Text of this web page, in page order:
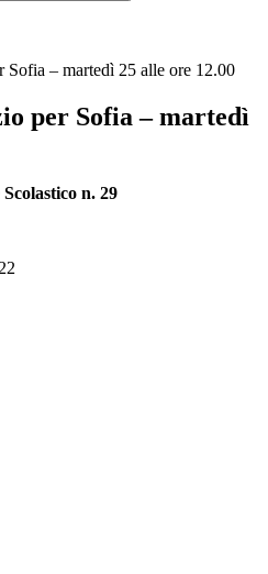
– martedì 25 alle ore 12.00
per Sofia – martedì
n. 29